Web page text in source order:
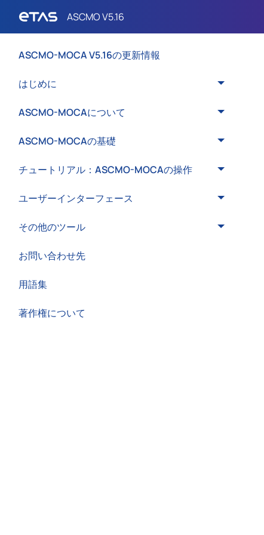
ASCMO-MOCA V5.16の更新情報
はじめに
ASCMO-MOCAについて
ASCMO-MOCAの基礎
チュートリアル：ASCMO-MOCAの操作
ユーザーインターフェース
その他のツール
お問い合わせ先
用語集
著作権について